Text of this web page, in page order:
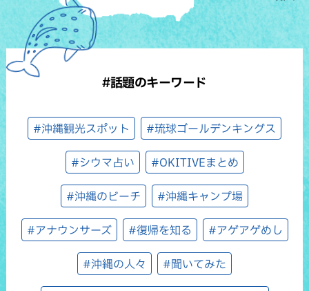
#話題のキーワード
#沖縄観光スポット #琉球ゴールデンキングス
#シウマ占い #OKITIVEまとめ
#沖縄のビーチ #沖縄キャンプ場
#アナウンサーズ #復帰を知る #アゲアゲめし
#沖縄の人々 #聞いてみた